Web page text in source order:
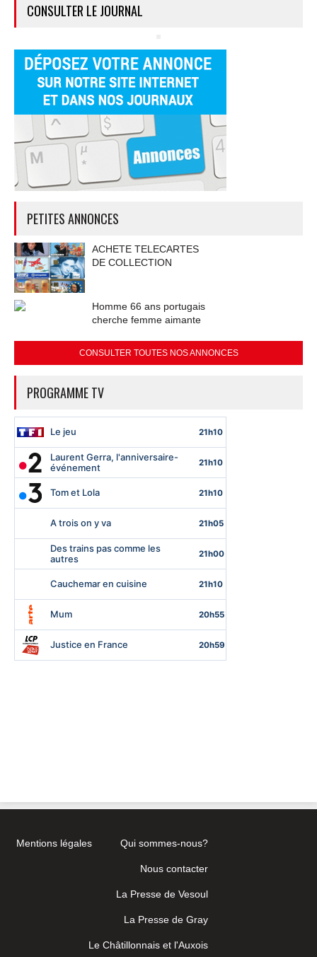
CONSULTER LE JOURNAL
PETITES ANNONCES
ACHETE TELECARTES
DE COLLECTION
Homme 66 ans portugais
cherche femme aimante
CONSULTER TOUTES NOS ANNONCES
PROGRAMME TV
Mentions légales Qui sommes-nous?
Nous contacter
La Presse de Vesoul
La Presse de Gray
Le Châtillonnais et l'Auxois